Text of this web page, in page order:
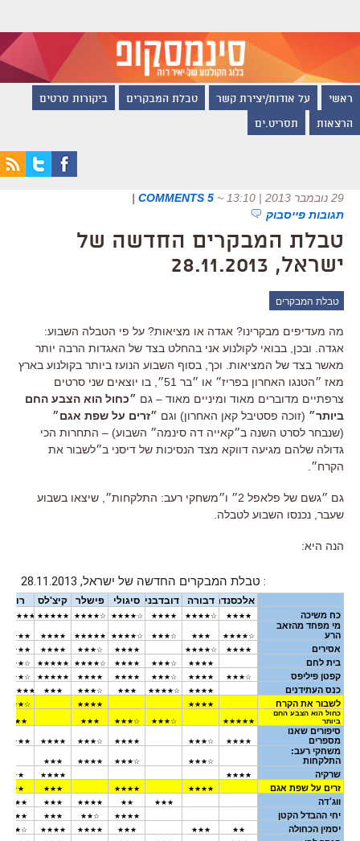
ראשי על אודות/יצירת קשר טבלת המבקרים ביקורות סרטים
הרצאות תסריט.ים
29 נובמבר 2013 | 13:10 ~
5 COMMENTS
|
תגובות פייסבוק
טבלת המבקרים החדשה של
ישראל, 28.11.2013
טבלת המבקרים
מה מעדיפים מבקרינו? אגדה או מציאות? על פי הטבלה השבוע:
אגדה. ובכן, בבואי לקולנוע אני בהחלט בצד של האגדות הרבה יותר
מאשר בצד של המציאות. וכך, בסוף השבוע הנועז ביותר בקולנוע בארץ
מאז ״הטנגו האחרון בפריז״ או ״בר 51״, בו יוצאים שני סרטים
צרפתיים מדוברים מאוד ומיניים מאוד – גם ״כחול הוא הצבע החם
ביותר״ (זוכה פסטיבל קאן האחרון) וגם ״זרים על שפת אגם״
(שנבחר לסרט השנה ב״קאייה דה סינמה״ השבוע) – התחרות הכי
גדולה שלהם מגיעה דווקא מצד הנסיכות של דיסני ב״לשבור את
הקרח״.
גם ״גשם של פלאפל 2״ ו״משחקי רעב: התלקחות״, שיצאו בשבוע
שעבר, נכנסו השבוע לטבלה.
הנה היא: